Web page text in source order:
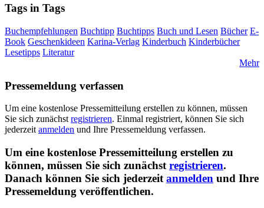
Tags in Tags
Buchempfehlungen Buchtipp Buchtipps Buch und Lesen Bücher E-
Book Geschenkideen Karina-Verlag Kinderbuch Kinderbücher
Lesetipps Literatur
Mehr
Pressemeldung verfassen
Um eine kostenlose Pressemitteilung erstellen zu können, müssen
Sie sich zunächst registrieren. Einmal registriert, können Sie sich
jederzeit anmelden und Ihre Pressemeldung verfassen.
Um eine kostenlose Pressemitteilung erstellen zu
können, müssen Sie sich zunächst registrieren.
Danach können Sie sich jederzeit anmelden und Ihre
Pressemeldung veröffentlichen.